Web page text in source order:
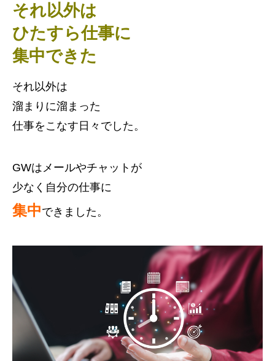
それ以外は
ひたすら仕事に
集中できた
それ以外は
溜まりに溜まった
仕事をこなす日々でした。
GWはメールやチャットが
少なく自分の仕事に
集中できました。